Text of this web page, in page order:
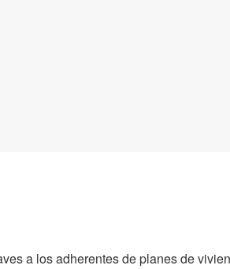
a los adherentes de planes de